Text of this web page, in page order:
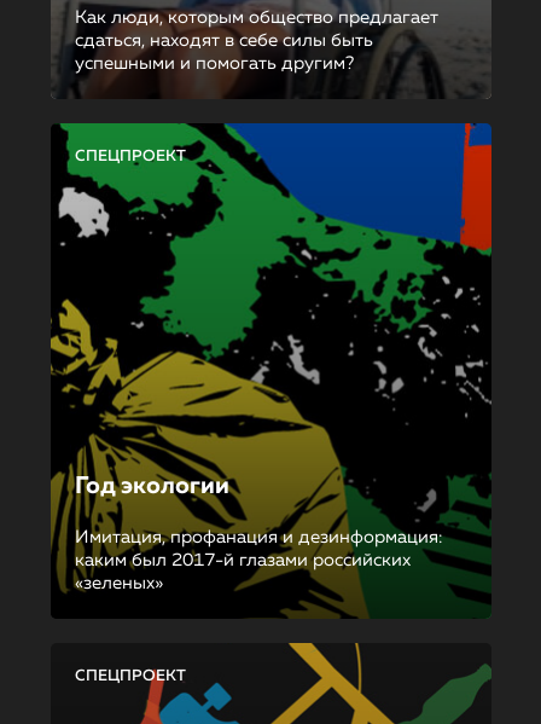
Как люди, которым общество предлагает
сдаться, находят в себе силы быть
успешными и помогать другим?
СПЕЦПРОЕКТ
Год экологии
Имитация, профанация и дезинформация:
каким был 2017-й глазами российских
«зеленых»
СПЕЦПРОЕКТ